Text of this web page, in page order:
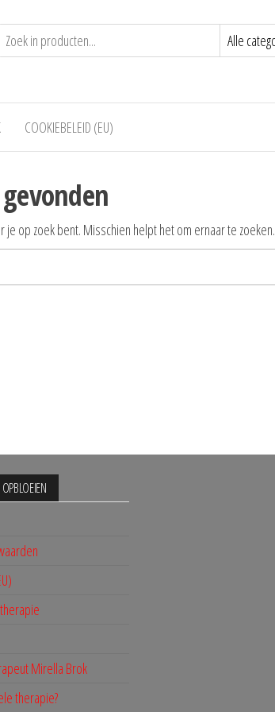
COOKIEBELEID (EU)
op zoek bent. Misschien helpt het om ernaar te zoeken.
naar:
OPBLOEIEN
Mirella Brok
therapie?